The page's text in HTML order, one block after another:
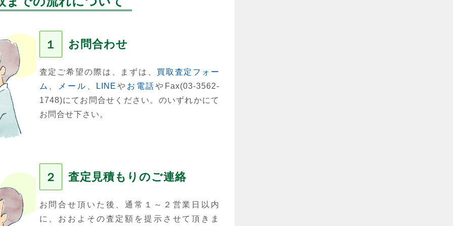
１ お問合わせ
査定ご希望の際は、まずは、 買取査定フォー
ム
メール LINE や お電話やFax(03-3562-
1748)にてお問合せください。のいずれかにて
お問合せ下さい。
２ 査定見積もりのご連絡
お問合せ頂いた後、通常１～２営業日以内
に、おおよその査定額を提示させて頂きま